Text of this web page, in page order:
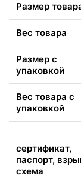
Размер
Вес товара
Размер с
упаковкой
Вес товара с
упаковкой
сертификат,
паспорт,
схема